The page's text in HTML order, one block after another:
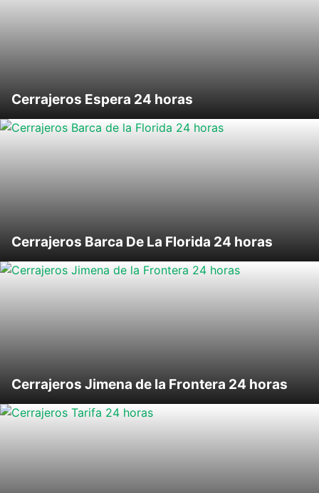
Cerrajeros Espera 24 horas
Cerrajeros Barca De La Florida 24 horas
Cerrajeros Jimena de la Frontera 24 horas